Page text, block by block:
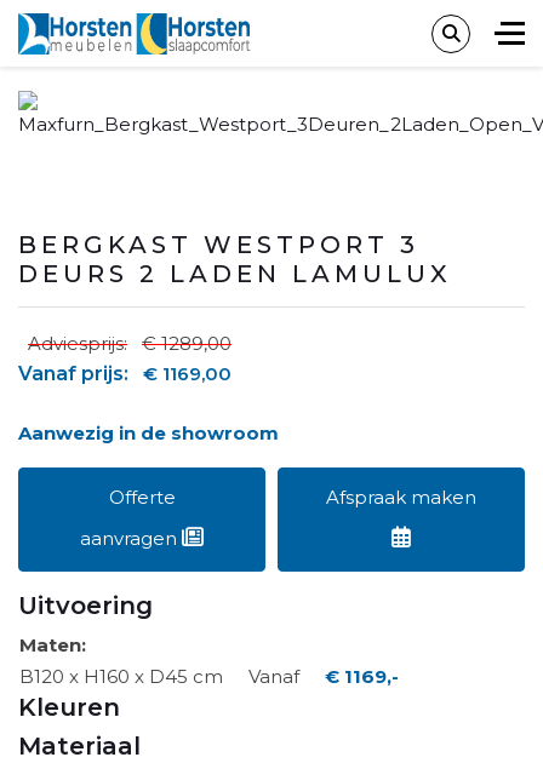
BERGKAST WESTPORT 3
DEURS 2 LADEN LAMULUX
Adviesprijs:
€ 1289,00
Vanaf prijs:
€ 1169,00
Aanwezig in de showroom
Offerte
aanvragen
Afspraak maken
Uitvoering
Maten:
B120 x H160 x D45 cm
Vanaf € 1169,-
Kleuren
Materiaal